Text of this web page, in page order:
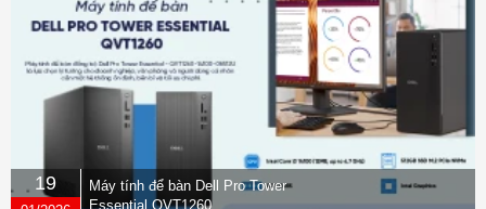
19
Máy tính để bàn Dell Pro Tower
Essential QVT1260